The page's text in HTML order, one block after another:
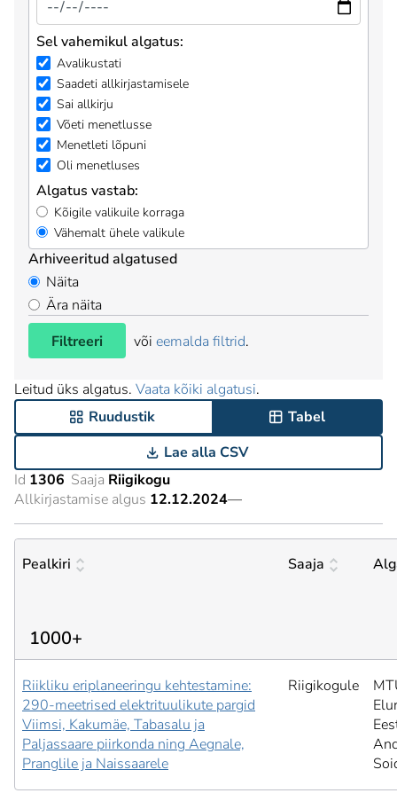
Sel vahemikul algatus:
Avalikustati
Saadeti allkirjastamisele
Sai allkirju
Võeti menetlusse
Menetleti lõpuni
Oli menetluses
Algatus vastab:
Kõigile valikuile korraga
Vähemalt ühele valikule
Arhiveeritud algatused
Näita
Ära näita
Filtreeri
või eemalda filtrid.
Leitud üks algatus. Vaata kõiki algatusi.
Ruudustik
Tabel
Lae alla CSV
Id 1306 Saaja Riigikogu
Allkirjastamise algus 12.12.2024—
Pealkiri Saaja
1000+
Riikliku eriplaneeringu kehtestamine:
290-meetrised elektrituulikute pargid
Viimsi, Kakumäe, Tabasalu ja
Paljassaare piirkonda ning Aegnale,
Pranglile ja Naissaarele
Riigikogule